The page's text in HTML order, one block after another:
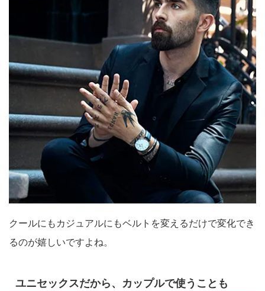
クールにもカジュアルにもベルトを変えるだけで変化でき
るのが嬉しいですよね。
ユニセックスだから、カップルで使うことも